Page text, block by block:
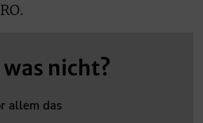
nicht?
allem das